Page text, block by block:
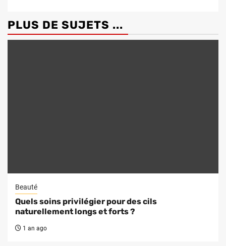
PLUS DE SUJETS ...
Beauté
Quels soins privilégier pour des cils
naturellement longs et forts ?
1 an ago